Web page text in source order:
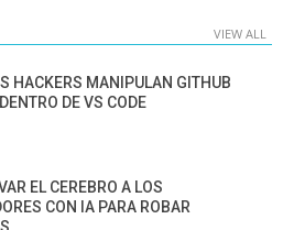
VIEW ALL
HACKERS MANIPULAN GITHUB
DE VS CODE
EL CEREBRO A LOS
CON IA PARA ROBAR